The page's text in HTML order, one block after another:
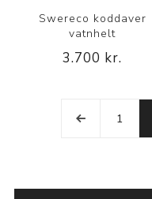
Swereco koddaver
vatnhelt
3.700 kr.
1